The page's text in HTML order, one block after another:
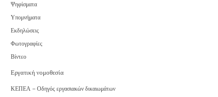
Ψηφίσματα
Υπομνήματα
Εκδηλώσεις
Φωτογραφίες
Βίντεο
Εργατική νομοθεσία
ΚΕΠΕΑ – Οδηγός εργασιακών δικαιωμάτων